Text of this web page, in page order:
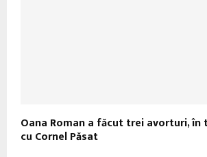
Oana Roman a făcut trei avorturi,
cu Cornel Păsat